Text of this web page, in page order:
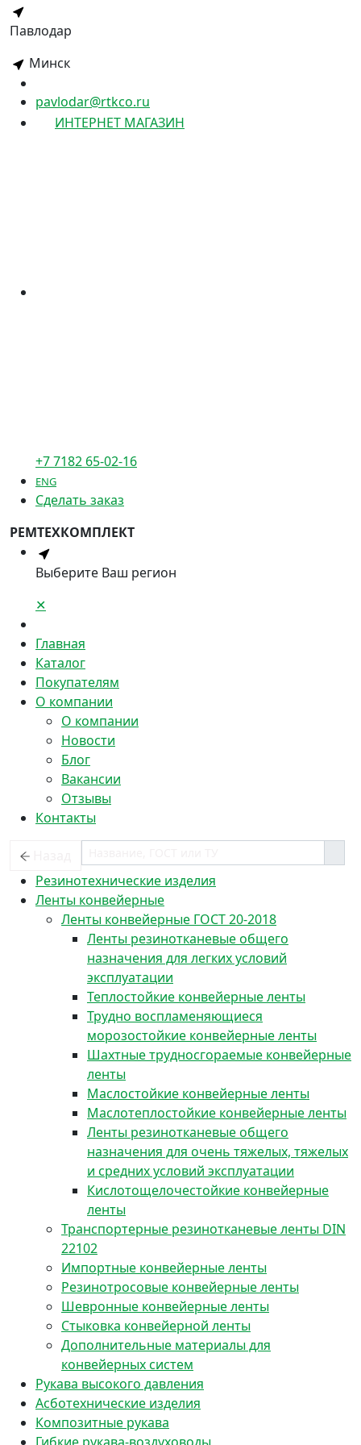
Павлодар
Минск
pavlodar@rtkco.ru
ИНТЕРНЕТ МАГАЗИН
+7 7182 65-02-16
ENG
Сделать заказ
РЕМТЕХКОМПЛЕКТ
Выберите Ваш регион
✕
Главная
Каталог
Покупателям
О компании
О компании
Новости
Блог
Вакансии
Отзывы
Контакты
Резинотехнические изделия
Ленты конвейерные
Ленты конвейерные ГОСТ 20-2018
Ленты резинотканевые общего
назначения для легких условий
эксплуатации
Теплостойкие конвейерные ленты
Трудно воспламеняющиеся
морозостойкие конвейерные ленты
Шахтные трудносгораемые конвейерные
ленты
Маслостойкие конвейерные ленты
Маслотеплостойкие конвейерные ленты
Ленты резинотканевые общего
назначения для очень тяжелых, тяжелых
и средних условий эксплуатации
Кислотощелочестойкие конвейерные
ленты
Транспортерные резинотканевые ленты DIN
22102
Импортные конвейерные ленты
Резинотросовые конвейерные ленты
Шевронные конвейерные ленты
Стыковка конвейерной ленты
Дополнительные материалы для
конвейерных систем
Рукава высокого давления
Асботехнические изделия
Композитные рукава
Гибкие рукава-воздуховоды